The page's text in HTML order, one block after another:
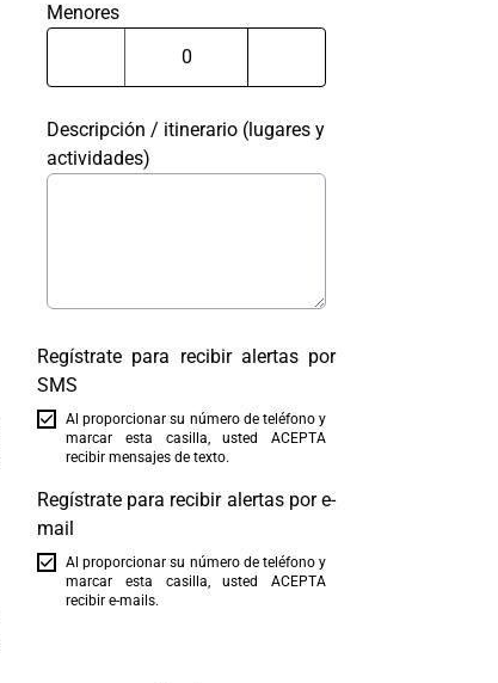
Menores
Descripción / itinerario (lugares y
actividades)
Regístrate para recibir alertas por
SMS
Al proporcionar su número de teléfono y
marcar esta casilla, usted ACEPTA
recibir mensajes de texto.
Regístrate para recibir alertas por e-
mail
Al proporcionar su número de teléfono y
marcar esta casilla, usted ACEPTA
recibir e-mails.